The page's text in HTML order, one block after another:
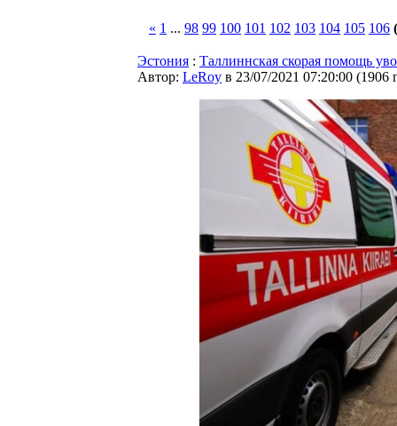
« 1 ... 98 99 100 101 102 103 104 105 106
Эстония : Таллиннская скорая помощь
Автор: LeRoy в 23/07/2021 07:20:00 (1906